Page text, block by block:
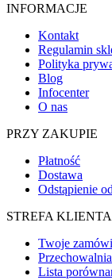
INFORMACJE
Kontakt
Regulamin
Polityka
Blog
Infocenter
O nas
PRZY ZAKUPIE
Płatność
Dostawa
Odstąpienie
STREFA KLIENTA
Twoje
Przechowalnia
Lista